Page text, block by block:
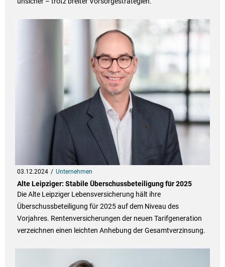
03.12.2024 Unternehmen
Alte Leipziger: Stabile Überschussbeteiligung für 2025
Die Alte Leipziger Lebensversicherung hält ihre
Überschussbeteiligung für 2025 auf dem Niveau des
Vorjahres. Rentenversicherungen der neuen Tarifgeneration
verzeichnen einen leichten Anhebung der Gesamtverzinsung.